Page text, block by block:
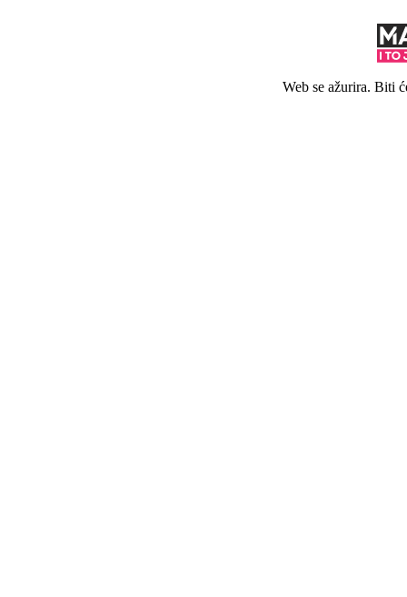
Web se ažurira. Biti